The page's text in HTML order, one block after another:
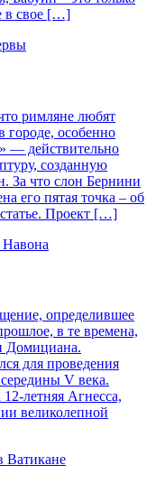
в свое […]
римляне любят
городе, особенно
— действительно
созданную
За что слон Бернини
его пятая точка – об
Проект […]
определившее
в те времена,
Домициана.
для проведения
V века.
летняя Агнесса,
великолепной